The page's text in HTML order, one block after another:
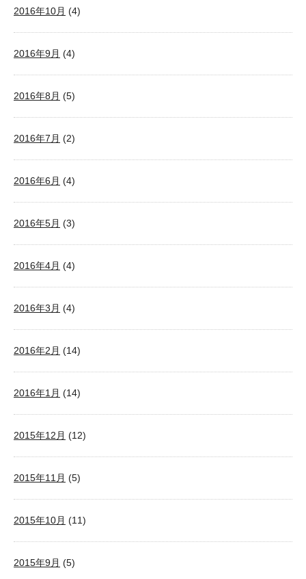
2016年10月 (4)
2016年9月 (4)
2016年8月 (5)
2016年7月 (2)
2016年6月 (4)
2016年5月 (3)
2016年4月 (4)
2016年3月 (4)
2016年2月 (14)
2016年1月 (14)
2015年12月 (12)
2015年11月 (5)
2015年10月 (11)
2015年9月 (5)